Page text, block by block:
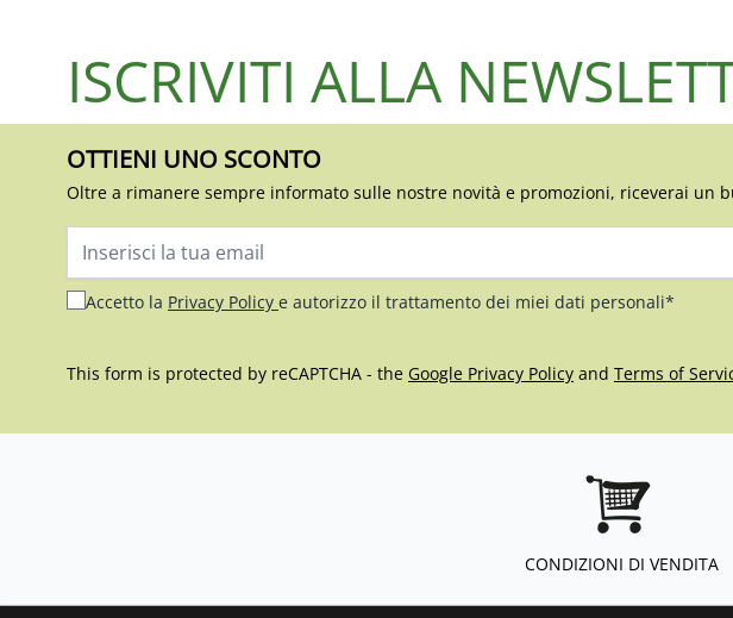
ISCRIVITI ALLA
OTTIENI UNO SCONTO
Oltre a rimanere sempre informato sulle nostre novità e promozioni, riceverai un
Indirizzo email
Accetto la Privacy Policy e autorizzo il trattamento dei miei dati personali*
This form is protected by reCAPTCHA - the Google Privacy Policy and Terms of
CONDIZIONI DI VENDITA